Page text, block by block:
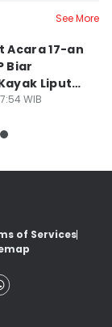
See More
Acara 17-an
Biar
Liputan
WIB
of Services